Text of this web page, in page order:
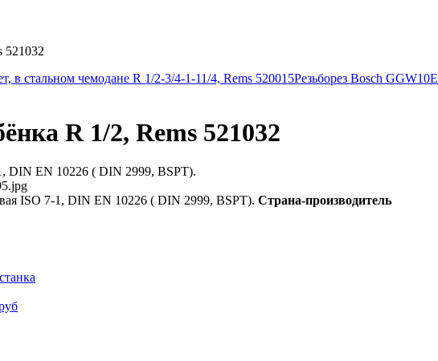
521032
в стальном чемодане R 1/2-3/4-1-11/4, Rems 520015Резьборез Bosch GGW10E
R 1/2, Rems 521032
DIN EN 10226 ( DIN 2999, BSPT).
ISO 7-1, DIN EN 10226 ( DIN 2999, BSPT). Страна-производитель